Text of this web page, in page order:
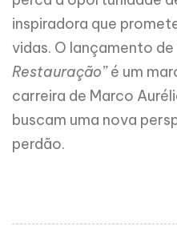
inspiradora que
vidas. O lançamento de
Restauração”é um
carreira de Marco
buscam uma nova
perdão.